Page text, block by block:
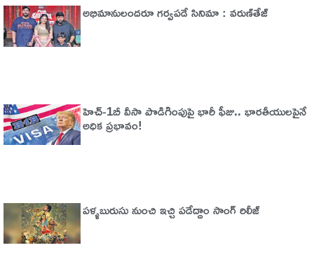
అభిమానులందరూ గర్వపడే సినిమా : వరుణ్‌తేజ్‌
హెచ్‌-1బీ వీసా పొడిగింపుపై భారీ ఫీజు.. భారతీయులపైనే
అధిక ప్రభావం!
పళ్ళబురుసు నుంచి ఇచ్చి పడేద్దాం సాంగ్ రిలీజ్